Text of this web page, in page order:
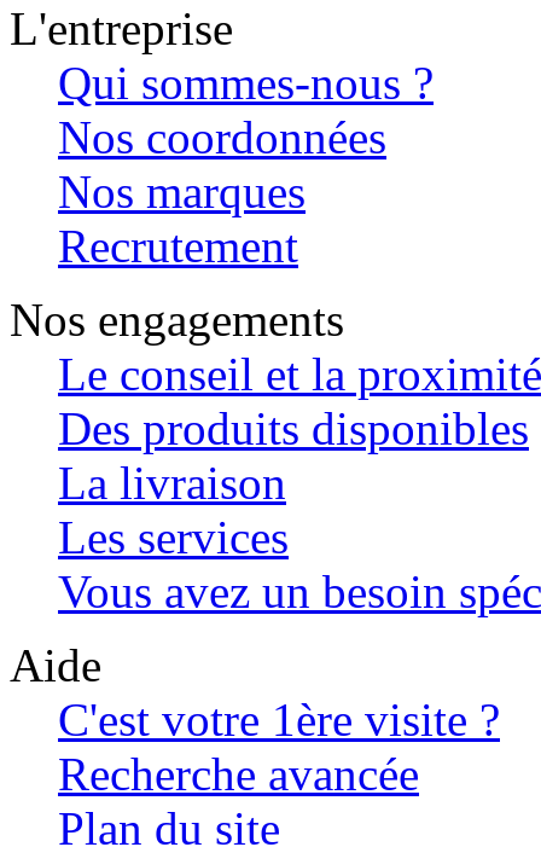
L'entreprise
Qui sommes-nous ?
Nos coordonnées
Nos marques
Recrutement
Nos engagements
Le conseil et la proximité
Des produits disponibles
La livraison
Les services
Vous avez un besoin
Aide
C'est votre 1ère visite ?
Recherche avancée
Plan du site